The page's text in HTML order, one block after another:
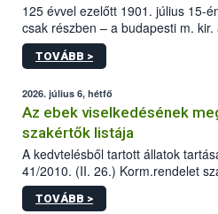
125 évvel ezelőtt 1901. július 15-
csak részben – a budapesti m.
állomás a Kis Rókus utca 15.
tervezett új épületébe.
TOVÁBB >
2026. július 6, hétfő
Az ebek viselkedésének
szakértők listája
A kedvtelésből tartott állatok
41/2010. (II. 26.) Korm.rendelet
sérülés, illetve ennek veszélye
hatósági feladatokat, valamint a
TOVÁBB >